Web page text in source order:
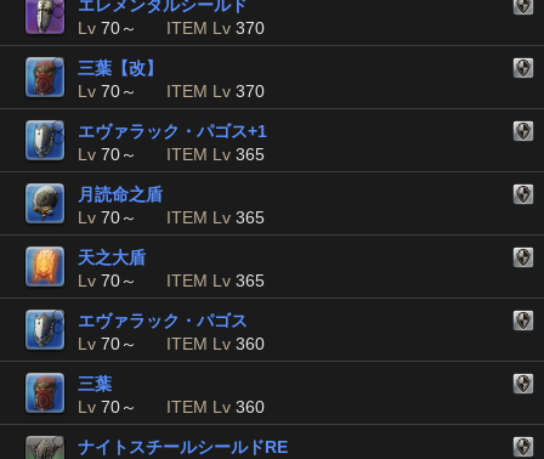
エレメンタルシールド
Lv 70～ ITEM Lv 370
三葉【改】
Lv 70～ ITEM Lv 370
エヴァラック・パゴス+1
Lv 70～ ITEM Lv 365
月読命之盾
Lv 70～ ITEM Lv 365
天之大盾
Lv 70～ ITEM Lv 365
エヴァラック・パゴス
Lv 70～ ITEM Lv 360
三葉
Lv 70～ ITEM Lv 360
ナイトスチールシールドRE